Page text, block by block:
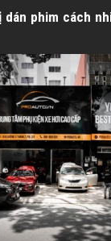
dán phim cách